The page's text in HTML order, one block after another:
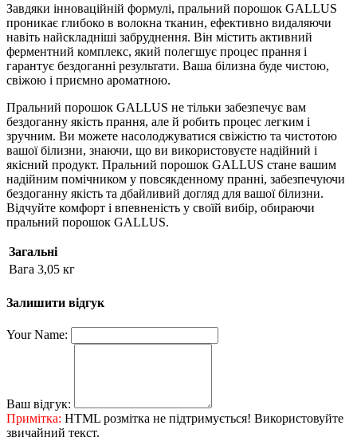
Завдяки інноваційній формулі, пральний порошок GALLUS
проникає глибоко в волокна тканин, ефективно видаляючи
навіть найскладніші забруднення. Він містить активний
ферментний комплекс, який полегшує процес прання і
гарантує бездоганні результати. Ваша білизна буде чистою,
свіжою і приємно ароматною.
Пральний порошок GALLUS не тільки забезпечує вам
бездоганну якість прання, але й робить процес легким і
зручним. Ви можете насолоджуватися свіжістю та чистотою
вашої білизни, знаючи, що ви використовуєте надійний і
якісний продукт. Пральний порошок GALLUS стане вашим
надійним помічником у повсякденному пранні, забезпечуючи
бездоганну якість та дбайливий догляд для вашої білизни.
Відчуйте комфорт і впевненість у своїй вибір, обираючи
пральний порошок GALLUS.
Загальні
Вага 3,05 кг
Залишити відгук
Your Name:
Ваш відгук:
Примітка: HTML розмітка не підтримується! Використовуйте
звичайний текст.